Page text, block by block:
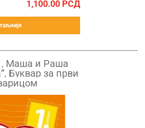
1,100.00 РСД
Маша и Раша
Буквар за први